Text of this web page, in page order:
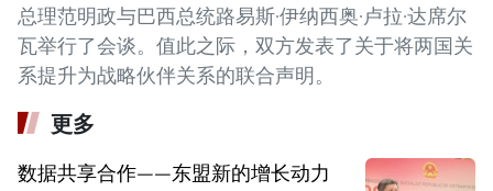
总理范明政与巴西总统路易斯·伊纳西奥·卢拉·达席尔
瓦举行了会谈。值此之际，双方发表了关于将两国关
系提升为战略伙伴关系的联合声明。
更多
数据共享合作——东盟新的增长动力